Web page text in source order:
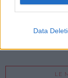
Data
LE